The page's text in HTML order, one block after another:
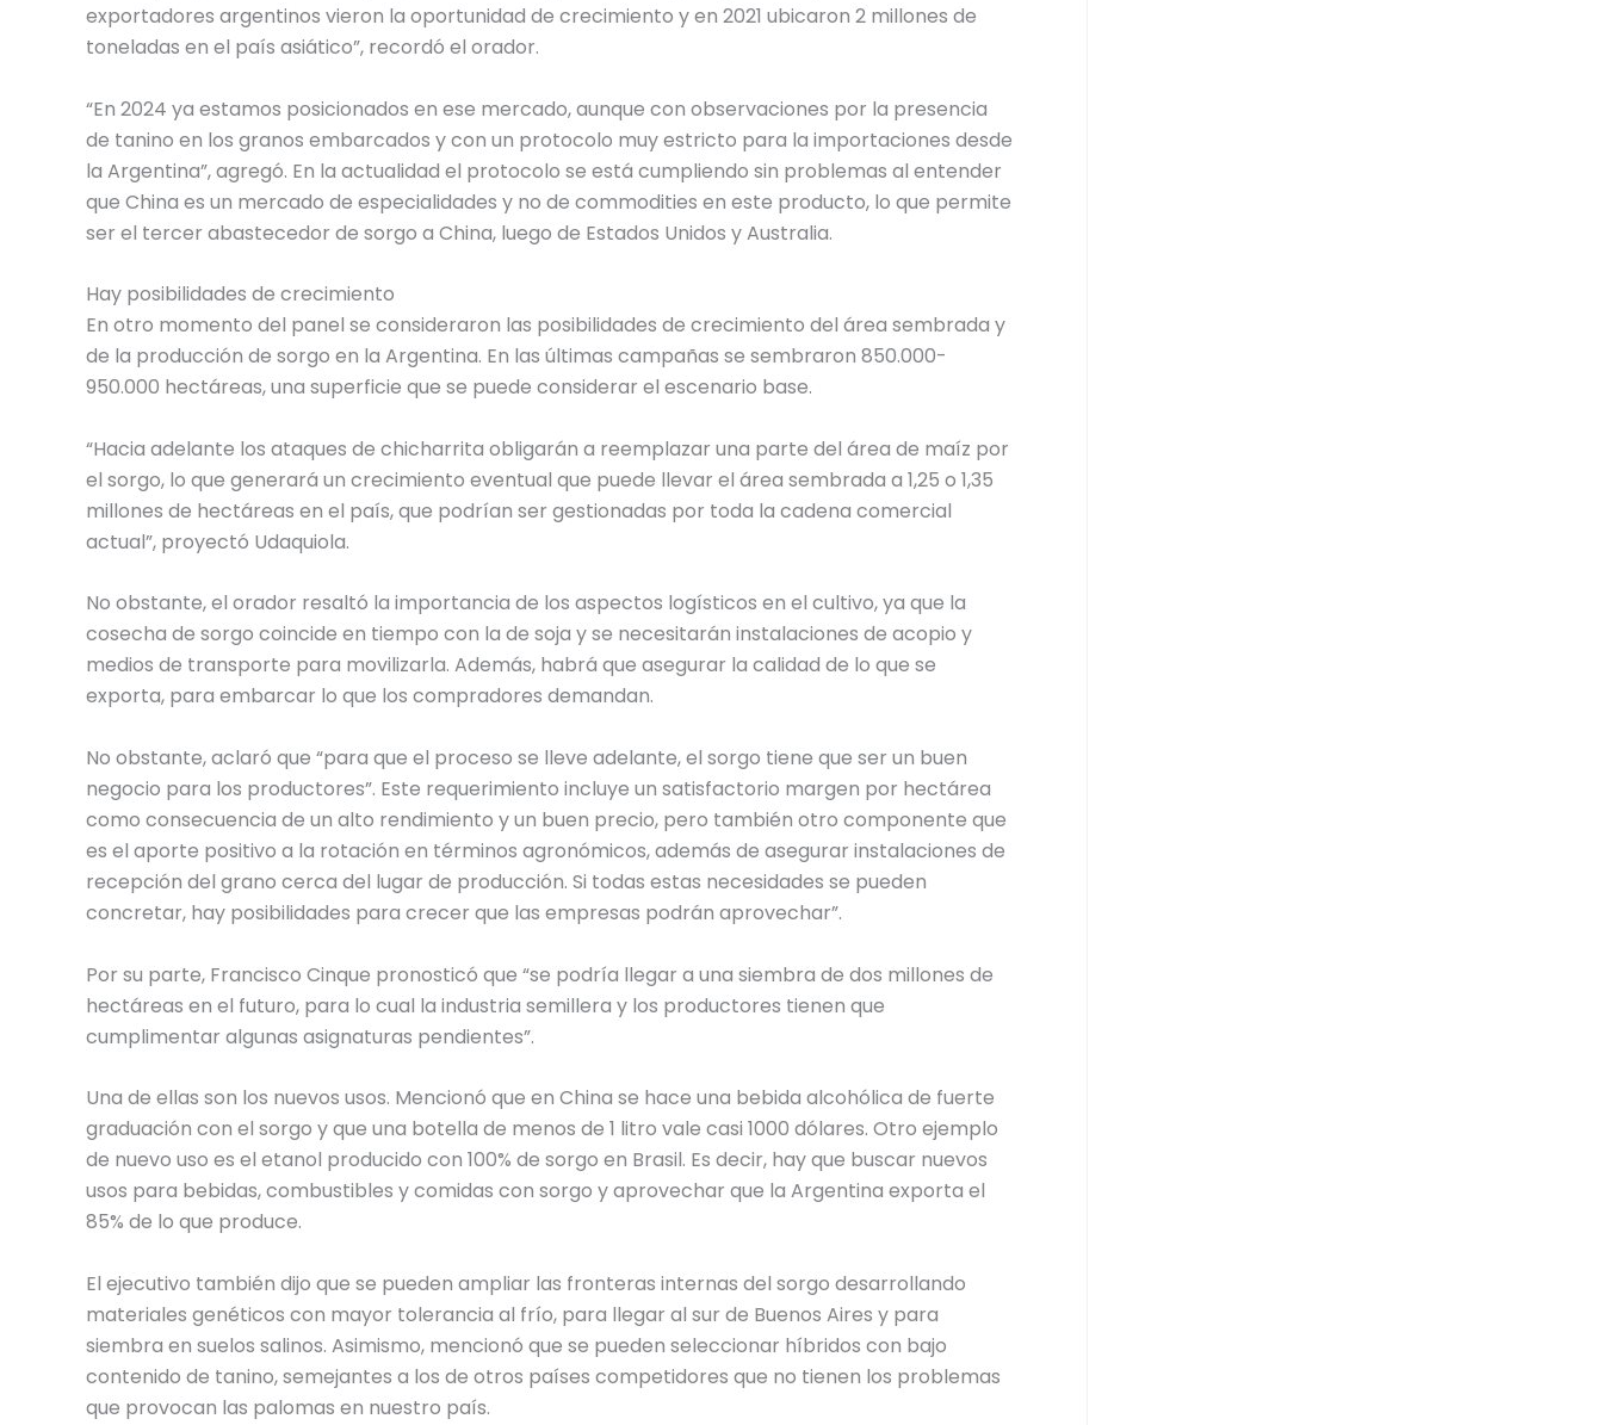
exportadores argentinos vieron la oportunidad de crecimiento y en 2021 ubicaron 2 millones de
toneladas en el país asiático”, recordó el orador.
“En 2024 ya estamos posicionados en ese mercado, aunque con observaciones por la presencia
de tanino en los granos embarcados y con un protocolo muy estricto para la importaciones desde
la Argentina”, agregó. En la actualidad el protocolo se está cumpliendo sin problemas al entender
que China es un mercado de especialidades y no de commodities en este producto, lo que permite
ser el tercer abastecedor de sorgo a China, luego de Estados Unidos y Australia.
Hay posibilidades de crecimiento
En otro momento del panel se consideraron las posibilidades de crecimiento del área sembrada y
de la producción de sorgo en la Argentina. En las últimas campañas se sembraron 850.000-
950.000 hectáreas, una superficie que se puede considerar el escenario base.
“Hacia adelante los ataques de chicharrita obligarán a reemplazar una parte del área de maíz por
el sorgo, lo que generará un crecimiento eventual que puede llevar el área sembrada a 1,25 o 1,35
millones de hectáreas en el país, que podrían ser gestionadas por toda la cadena comercial
actual”, proyectó Udaquiola.
No obstante, el orador resaltó la importancia de los aspectos logísticos en el cultivo, ya que la
cosecha de sorgo coincide en tiempo con la de soja y se necesitarán instalaciones de acopio y
medios de transporte para movilizarla. Además, habrá que asegurar la calidad de lo que se
exporta, para embarcar lo que los compradores demandan.
No obstante, aclaró que “para que el proceso se lleve adelante, el sorgo tiene que ser un buen
negocio para los productores”. Este requerimiento incluye un satisfactorio margen por hectárea
como consecuencia de un alto rendimiento y un buen precio, pero también otro componente que
es el aporte positivo a la rotación en términos agronómicos, además de asegurar instalaciones de
recepción del grano cerca del lugar de producción. Si todas estas necesidades se pueden
concretar, hay posibilidades para crecer que las empresas podrán aprovechar”.
Por su parte, Francisco Cinque pronosticó que “se podría llegar a una siembra de dos millones de
hectáreas en el futuro, para lo cual la industria semillera y los productores tienen que
cumplimentar algunas asignaturas pendientes”.
Una de ellas son los nuevos usos. Mencionó que en China se hace una bebida alcohólica de fuerte
graduación con el sorgo y que una botella de menos de 1 litro vale casi 1000 dólares. Otro ejemplo
de nuevo uso es el etanol producido con 100% de sorgo en Brasil. Es decir, hay que buscar nuevos
usos para bebidas, combustibles y comidas con sorgo y aprovechar que la Argentina exporta el
85% de lo que produce.
El ejecutivo también dijo que se pueden ampliar las fronteras internas del sorgo desarrollando
materiales genéticos con mayor tolerancia al frío, para llegar al sur de Buenos Aires y para
siembra en suelos salinos. Asimismo, mencionó que se pueden seleccionar híbridos con bajo
contenido de tanino, semejantes a los de otros países competidores que no tienen los problemas
que provocan las palomas en nuestro país.